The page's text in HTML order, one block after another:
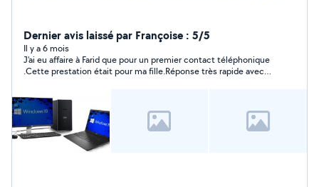
Dernier avis laissé par Françoise : 5/5
Il y a 6 mois
J'ai eu affaire à Farid que pour un premier contact téléphonique
.Cette prestation était pour ma fille.Réponse très rapide avec